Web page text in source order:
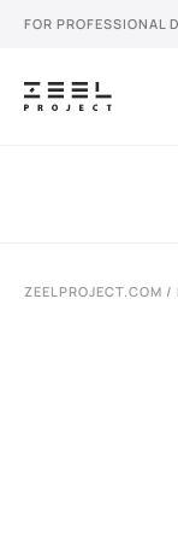
FOR PROFESSIONAL
ZEELPROJECT.COM /